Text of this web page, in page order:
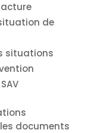
de
situations
documents